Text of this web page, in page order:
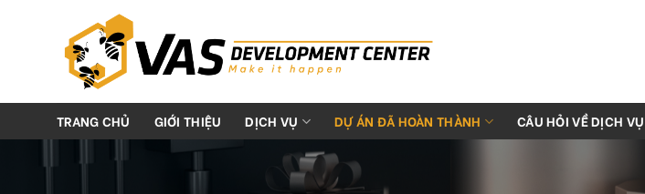
TRANG CHỦ GIỚI THIỆU DỊCH VỤ DỰ ÁN ĐÃ HOÀN THÀNH CÂU HỎI VỀ DỊCH VỤ